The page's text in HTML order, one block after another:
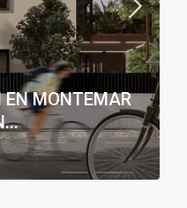
EN MONTEMAR